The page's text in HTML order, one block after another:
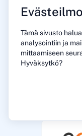
Tämä sivusto
analysointiin ja
mittaamiseen
Hyväksytkö?